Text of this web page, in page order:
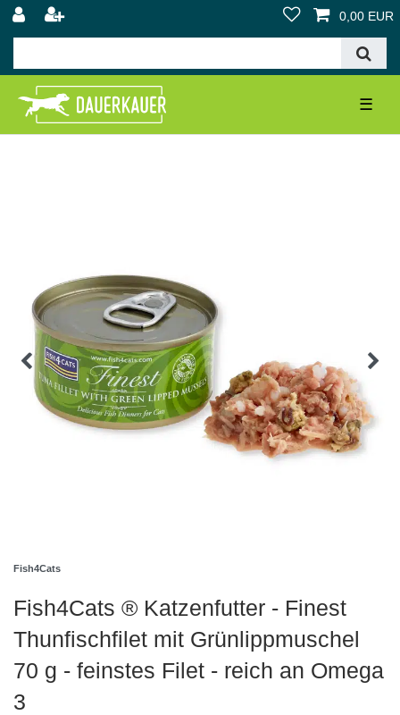
0,00 EUR
☰
Fish4Cats
Fish4Cats ® Katzenfutter - Finest
Thunfischfilet mit Grünlippmuschel
70 g - feinstes Filet - reich an Omega
3